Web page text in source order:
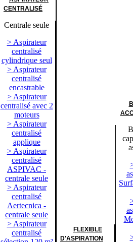
CENTRALISÉ
Centrale seule
> Aspirateur
centralisé
cylindrique seul
> Aspirateur
centralisé
encastrable
> Aspirateur
centralisé avec 2
moteurs
> Aspirateur
centralisé
applique
> Aspirateur
centralisé
ASPIVAC -
centrale seule
> Aspirateur
centralisé
Aertecnica -
centrale seule
> Aspirateur
centralisé
FLEXIBLE
D'ASPIRATION